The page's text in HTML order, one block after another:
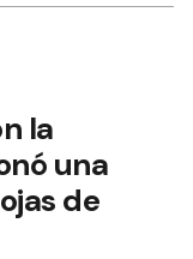
la
una
de